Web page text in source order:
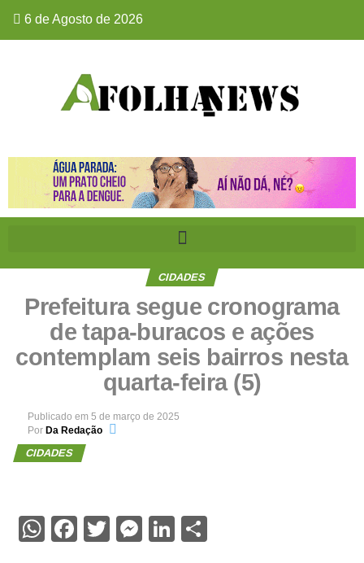
6 de Agosto de 2026
CIDADES
Prefeitura segue cronograma
de tapa-buracos e ações
contemplam seis bairros nesta
quarta-feira (5)
Publicado em 5 de março de 2025
Por Da Redação
CIDADES
WhatsApp
Facebook
Twitter
Messenger
LinkedIn
Share